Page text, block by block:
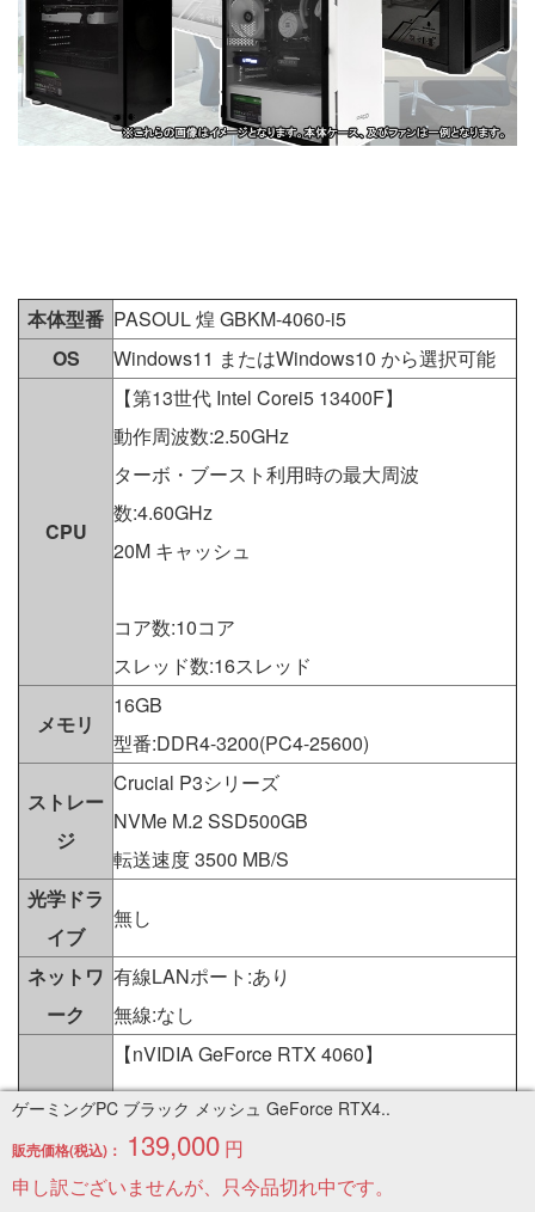
本体型番 PASOUL 煌 GBKM-4060-i5
OS
Windows11 またはWindows10 から選択可能
CPU
【第13世代 Intel Corei5 13400F】
動作周波数:2.50GHz
ターボ・ブースト利用時の最大周波
数:4.60GHz
20M キャッシュ
コア数:10コア
スレッド数:16スレッド
メモリ
16GB
型番:DDR4-3200(PC4-25600)
ストレー
ジ
Crucial P3シリーズ
NVMe M.2 SSD500GB
転送速度 3500 MB/S
光学ドラ
イブ
無し
ネットワ
ーク
有線LANポート:あり
無線:なし
グラフィ
【nVIDIA GeForce RTX 4060】
ブーストクロック:2460Mhz
メモリ速度:17Gbps
ゲーミングPC ブラック メッシュ GeForce RTX4..
販売価格(税込)： 139,000 円
申し訳ございませんが、只今品切れ中です。